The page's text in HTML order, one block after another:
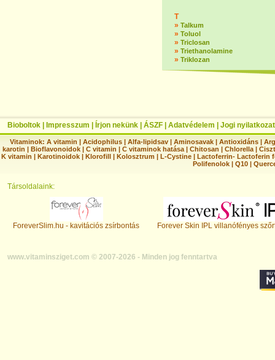
T
» Talkum
» Toluol
» Triclosan
» Triethanolamine
» Triklozan
Bioboltok Impresszum Írjon nekünk ÁSZF Adatvédelem Jogi nyilatkozat
Vitaminok: A vitamin |Acidophilus |Alfa-lipidsav |Aminosavak |Antioxidáns |
karotin | Bioflavonoidok | C vitamin | C vitaminok hatása | Chitosan | Chlorella |
K vitamin | Karotinoidok | Klorofill | Kolosztrum | L-Cystine | Lactoferrin- Lactoferin
Polifenolok |Q10 |
Társoldalaink:
ForeverSlim.hu - kavitációs zsírbontás Forever Skin IPL villanófényes
www.vitaminsziget.com © 2007-2026 - Minden jog fenntartva